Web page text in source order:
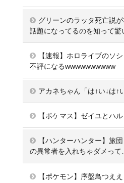
グリーンのラッタ死亡説
話題になってるのを知って驚
【速報】ホロライブのソ
不評になるwwwwwwwwww
アカネちゃん「は↑い↓は↑
【ポケマス】ゼイユとハ
【ハンターハンター】旅
の異常者を入れちゃダメって
【ポケモン】序盤鳥つええ